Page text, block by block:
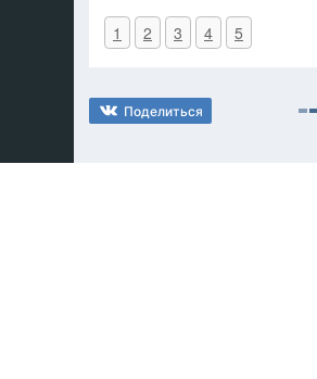
1 2 3 4 5
Поделиться